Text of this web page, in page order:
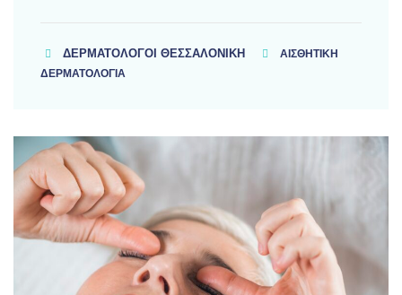
ΔΕΡΜΑΤΟΛΌΓΟΙ ΘΕΣΣΑΛΟΝΊΚΗ
ΑΙΣΘΗΤΙΚΗ
ΔΕΡΜΑΤΟΛΟΓΙΑ